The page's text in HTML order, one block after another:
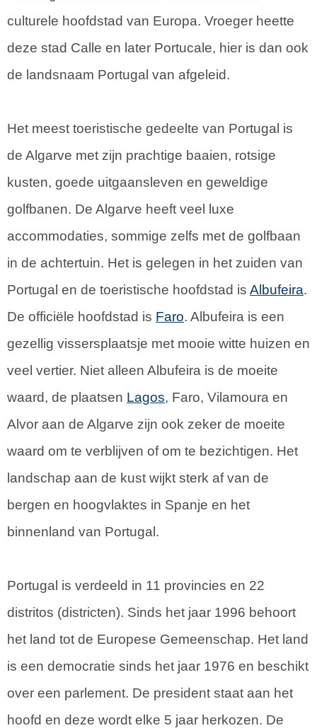
culturele hoofdstad van Europa. Vroeger heette
deze stad Calle en later Portucale, hier is dan ook
de landsnaam Portugal van afgeleid.
Het meest toeristische gedeelte van Portugal is
de Algarve met zijn prachtige baaien, rotsige
kusten, goede uitgaansleven en geweldige
golfbanen. De Algarve heeft veel luxe
accommodaties, sommige zelfs met de golfbaan
in de achtertuin. Het is gelegen in het zuiden van
Portugal en de toeristische hoofdstad is Albufeira.
De officiële hoofdstad is Faro. Albufeira is een
gezellig vissersplaatsje met mooie witte huizen en
veel vertier. Niet alleen Albufeira is de moeite
waard, de plaatsen Lagos, Faro, Vilamoura en
Alvor aan de Algarve zijn ook zeker de moeite
waard om te verblijven of om te bezichtigen. Het
landschap aan de kust wijkt sterk af van de
bergen en hoogvlaktes in Spanje en het
binnenland van Portugal.
Portugal is verdeeld in 11 provincies en 22
distritos (districten). Sinds het jaar 1996 behoort
het land tot de Europese Gemeenschap. Het land
is een democratie sinds het jaar 1976 en beschikt
over een parlement. De president staat aan het
hoofd en deze wordt elke 5 jaar herkozen. De